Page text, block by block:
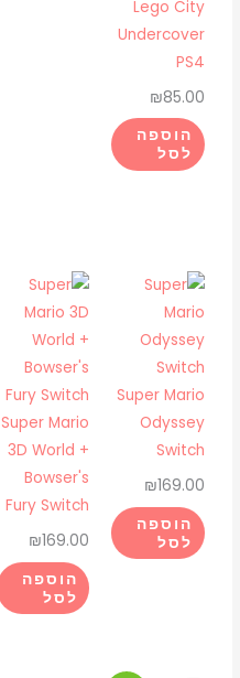
Lego City
Undercover
PS4
₪85.00
הוספה
לסל
Super Mario
Odyssey
Switch
₪169.00
הוספה
לסל
Super Mario
3D World +
Bowser's
Fury Switch
₪169.00
הוספה
לסל